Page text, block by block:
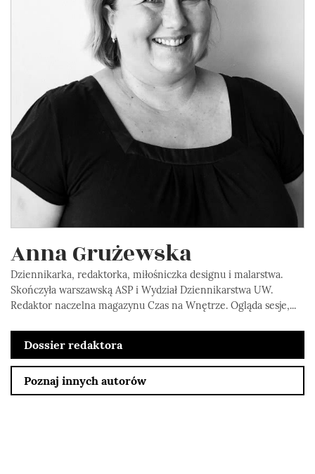
Anna Grużewska
Dziennikarka, redaktorka, miłośniczka designu i malarstwa.
Skończyła warszawską ASP i Wydział Dziennikarstwa UW.
Redaktor naczelna magazynu Czas na Wnętrze. Ogląda sesje,...
Dossier redaktora
Poznaj innych autorów